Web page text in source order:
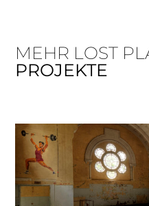
MEHR LOST
PROJEKTE